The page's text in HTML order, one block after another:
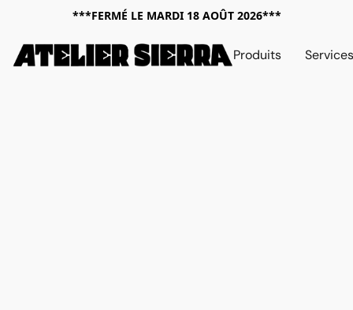
***FERMÉ LE MARDI 18 AOÛT 2026***
Produits Services